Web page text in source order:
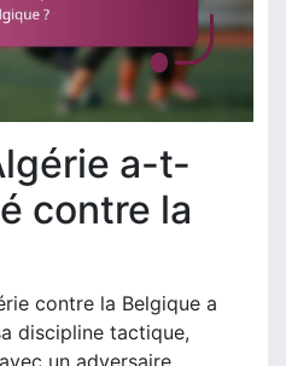
a-t-
contre la
contre la Belgique a
discipline tactique,
un adversaire